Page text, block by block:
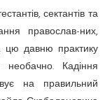
сектантів та
православ-них,
цю давню практику
Кадіння
на правильний